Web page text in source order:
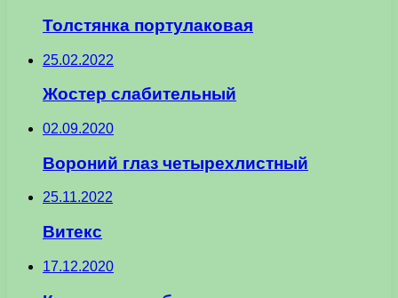
Толстянка портулаковая
25.02.2022
Жостер слабительный
02.09.2020
Вороний глаз четырехлистный
25.11.2022
Витекс
17.12.2020